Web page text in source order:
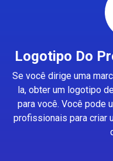
Logotipo Do
Se você dirige uma
la, obter um logotipo
para você. Você pode
profissionais para criar